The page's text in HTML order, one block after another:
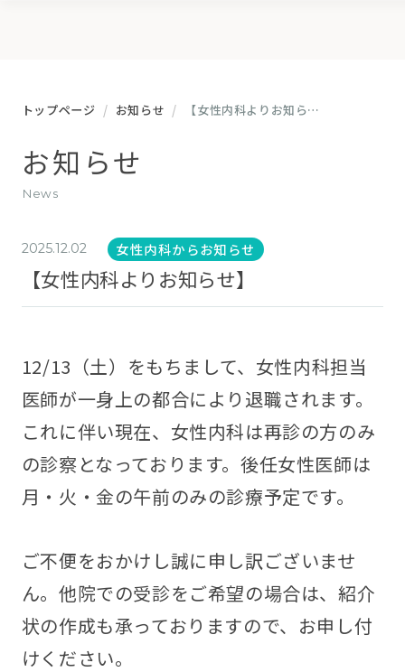
お知らせ
news
トップページ お知らせ 【女性内科よりお知らせ】
2025.12.02 女性内科からお知らせ
【女性内科よりお知らせ】
12/13（土）をもちまして、女性内科担当
医師が一身上の都合により退職されます。
これに伴い現在、女性内科は再診の方のみ
の診察となっております。後任女性医師は
月・火・金の午前のみの診療予定です。
ご不便をおかけし誠に申し訳ございませ
ん。他院での受診をご希望の場合は、紹介
状の作成も承っておりますので、お申し付
けください。